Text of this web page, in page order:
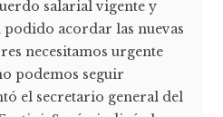
salarial vigente y
podido acordar las nuevas
necesitamos urgente
podemos seguir
el secretario general del